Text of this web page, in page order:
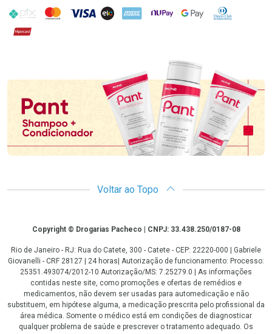
PIX MasterCard
VISA ELO AMEX NuPay Google PayDiners Club
Hipercard
Promoção em Destaque
Voltar ao Topo
CopyrightCopyright © Drogarias Pacheco | CNPJ: 33.438.250/0187-08
Rio de Janeiro - RJ: Rua do Catete, 300 - Catete - CEP: 22220-000 | Gabriele
Giovanelli - CRF 28127 | 24 horas| Autorização de funcionamento: Processo:
25351.493074/2012-10 Autorização/MS: 7.25279.0 | As informações
contidas neste site, como promoções e ofertas de remédios e
medicamentos, não devem ser usadas para automedicação e não
substituem, em hipótese alguma, a medicação prescrita pelo profissional da
área médica. Somente o médico está em condições de diagnosticar
qualquer problema de saúde e prescrever o tratamento adequado. Os